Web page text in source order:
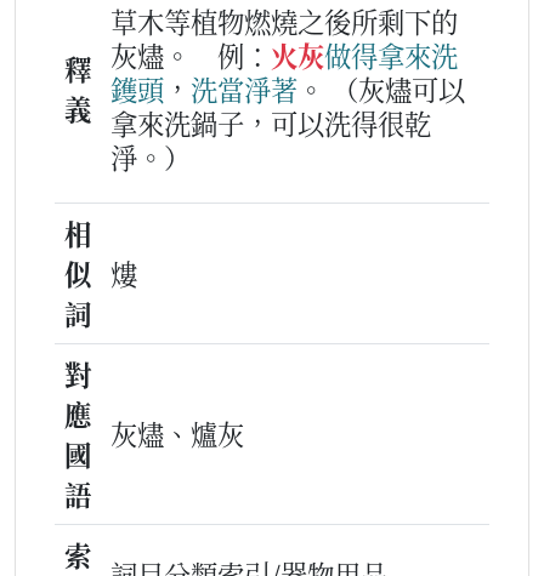
釋
義
草木等植物燃燒之後所剩下的
灰燼。
例： 火灰做得拿來洗
鑊頭 ， 洗當淨著 。
（灰燼可以
拿來洗鍋子，可以洗得很乾
淨。）
相
似
詞
熡
對
應
國
語
灰燼、爐灰
索